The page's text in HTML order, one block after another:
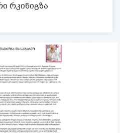
რკინიგზა